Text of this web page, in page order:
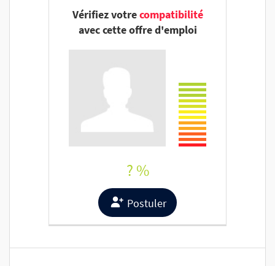
Vérifiez votrecompatibilité
avec cette offre d'emploi
? %
Postuler